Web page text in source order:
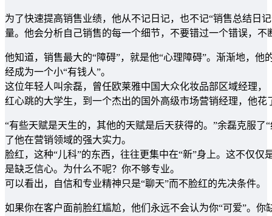
为了快速提高销售业绩，他从不记日记，也不记“销售总结日
量。他会分析自己销售的每一个细节，不要错过一个错误，不
他知道，销售最大的“障碍”，就是他“心理障碍”。渐渐地，
经成为一个小“有钱人”。
这位年轻人叫余磊，曾任欧莱雅中国大众化妆品部区域经理
红心跳的大学生，到一个杰出的国外高级市场营销经理，他花
“有些天赋是天生的，其他的天赋是后天获得的。”余磊克服
了他在营销领域的强大实力。
脸红，这种“儿科”的东西，往往更集中在“新”身上。这不仅
是缺乏信心。为什么不呢？你不够专业。
可以看出，自信和专业精神只是“聊天”而不脸红的先决条件。
如果你在客户面前脸红尴尬，他们永远不会认为你“可爱”。